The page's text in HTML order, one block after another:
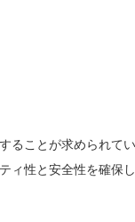
ことが求められて
性と安全性を確保